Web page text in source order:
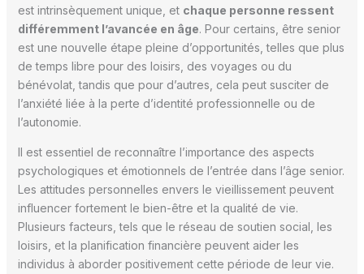
est intrinsèquement unique, et chaque personne ressent
différemment l’avancée en âge. Pour certains, être senior
est une nouvelle étape pleine d’opportunités, telles que plus
de temps libre pour des loisirs, des voyages ou du
bénévolat, tandis que pour d’autres, cela peut susciter de
l’anxiété liée à la perte d’identité professionnelle ou de
l’autonomie.
Il est essentiel de reconnaître l’importance des aspects
psychologiques et émotionnels de l’entrée dans l’âge senior.
Les attitudes personnelles envers le vieillissement peuvent
influencer fortement le bien-être et la qualité de vie.
Plusieurs facteurs, tels que le réseau de soutien social, les
loisirs, et la planification financière peuvent aider les
individus à aborder positivement cette période de leur vie.